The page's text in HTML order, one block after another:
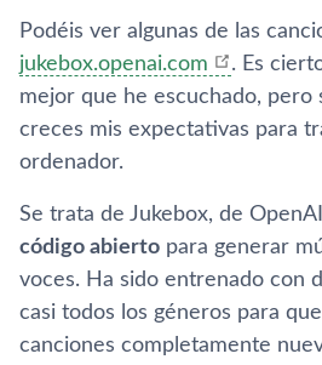
Podéis ver algunas de las
jukebox.openai.com
. Es
mejor que he escuchado, pero
creces mis expectativas para
ordenador.
Se trata de Jukebox, de
código abierto para generar
voces. Ha sido entrenado con
casi todos los géneros para
canciones completamente